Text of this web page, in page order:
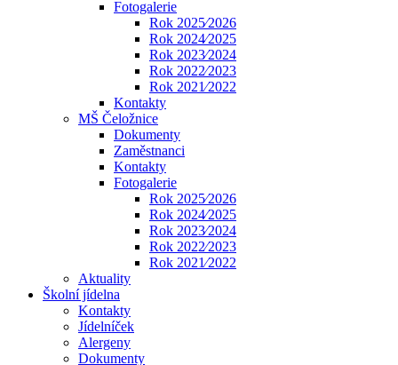
Fotogalerie
Rok 2025⁄2026
Rok 2024⁄2025
Rok 2023⁄2024
Rok 2022⁄2023
Rok 2021⁄2022
Kontakty
MŠ Čeložnice
Dokumenty
Zaměstnanci
Kontakty
Fotogalerie
Rok 2025⁄2026
Rok 2024⁄2025
Rok 2023⁄2024
Rok 2022⁄2023
Rok 2021⁄2022
Aktuality
Školní jídelna
Kontakty
Jídelníček
Alergeny
Dokumenty